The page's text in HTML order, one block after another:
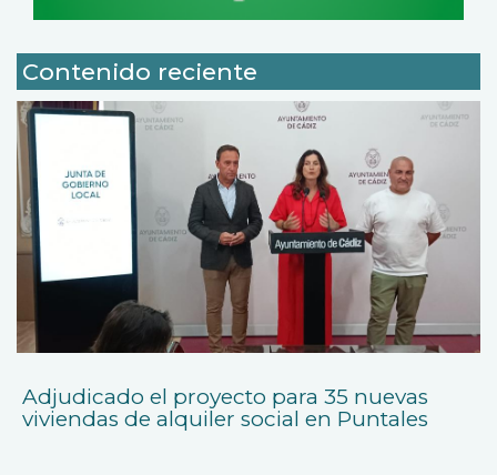
Contenido reciente
Adjudicado el proyecto para 35 nuevas
viviendas de alquiler social en Puntales